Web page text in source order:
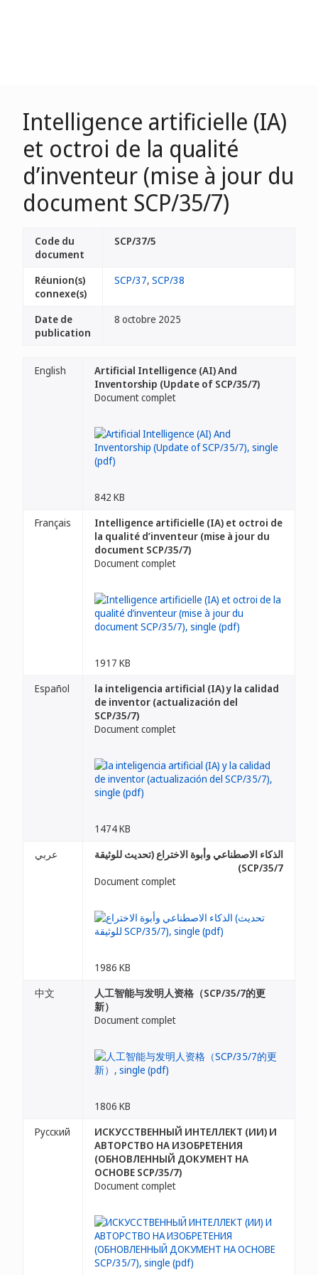
Intelligence artificielle (IA)
et octroi de la qualité
d’inventeur (mise à jour du
document SCP/35/7)
Code du
document
SCP/37/5
Réunion(s)
connexe(s)
SCP/37, SCP/38
Date de
publication
8 octobre 2025
English
Artificial Intelligence (AI) And
Inventorship (Update of SCP/35/7)
Document complet
842 KB
Français
Intelligence artificielle (IA) et octroi de
la qualité d’inventeur (mise à jour du
document SCP/35/7)
Document complet
1917 KB
Español
la inteligencia artificial (IA) y la calidad
de inventor (actualización del
SCP/35/7)
Document complet
1474 KB
عربي
الذكاء الاصطناعي وأبوة الاختراع (تحديث للوثيقة
SCP/35/7)
Document complet
1986 KB
中文
人工智能与发明人资格（SCP/35/7的更
新）
Document complet
1806 KB
Русский
ИСКУССТВЕННЫЙ ИНТЕЛЛЕКТ (ИИ) И
АВТОРСТВО НА ИЗОБРЕТЕНИЯ
(ОБНОВЛЕННЫЙ ДОКУМЕНТ НА
ОСНОВЕ SCP/35/7)
Document complet